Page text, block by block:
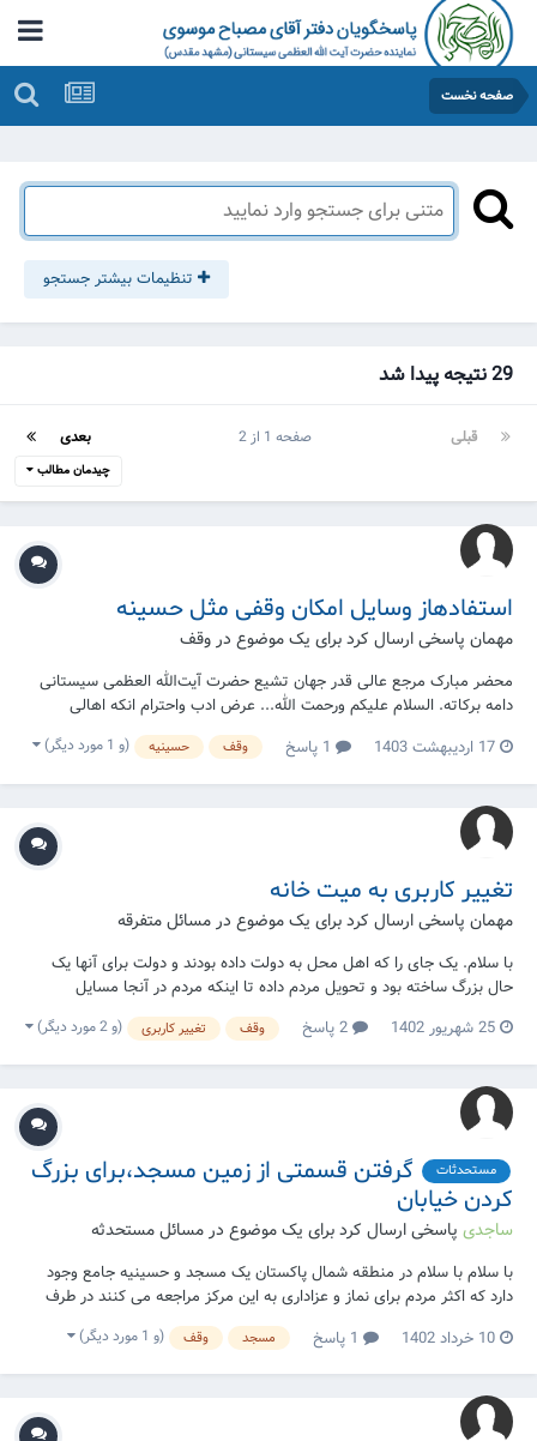
صفحه نخست
تنظیمات بیشتر جستجو
29 نتیجه پیدا شد
قبلی بعدی صفحه 1 از 2
چیدمان مطالب
استفادهاز وسایل امکان وقفی مثل حسینه
مهمان پاسخی ارسال کرد برای یک موضوع در وقف
محضر مبارک مرجع عالی قدر جهان تشیع حضرت آیت‌الله العظمی سیستانی
دامه برکاته. السلام علیکم ورحمت الله... عرض ادب واحترام انکه اهالی
حسینیه تصمیم گرفته بود که حسینیه جدید بیسازد یگمقدار چوب از مناطق
اطراف خود جمع اوری نموده است. بعد سری جای حسینیه اختلاف پیدا کرده
17 اردیبهشت 1403 وقف حسینیه (و 1 مورد دیگر)
تغییر کاربری به میت خانه
مهمان پاسخی ارسال کرد برای یک موضوع در مسائل متفرقه
با سلام. یک جای را که اهل محل به دولت داده بودند و دولت برای آنها یک
حال بزرگ ساخته بود و تحویل مردم داده تا اینکه مردم در آنجا مسایل
خودشان را مطرح کنند و حل کند .ولی الان آن جا کلا متروک شده و هیچ گونه
استفاده ای نمیشه . الان آیا میتوانیم بجای آن یک میت خانه درست کنیم تا
اهل محل استفاده کنند.و مرد...
25 شهریور 1402 وقف تغییر کاربری (و 2 مورد دیگر)
مستحدثات
گرفتن قسمتی از زمین مسجد،برای بزرگ
کردن خیابان
ساجدی پاسخی ارسال کرد برای یک موضوع در مسائل مستحدثه
با سلام با سلام در منطقه شمال پاکستان یک مسجد و حسینیه جامع وجود
دارد که اکثر مردم برای نماز و عزاداری به این مرکز مراجعه می کنند در طرف
غرب آن مسجد یک راه کوچک وجود دارد که باید آن را را توسیعه داده شود و در
پروژه توسیعه صحن مسجد و دستشویی مسجد هم شامل میشود و توسعه
دادن راه برای مومنین ضرو...
10 خرداد 1402 مسجد وقف (و 1 مورد دیگر)